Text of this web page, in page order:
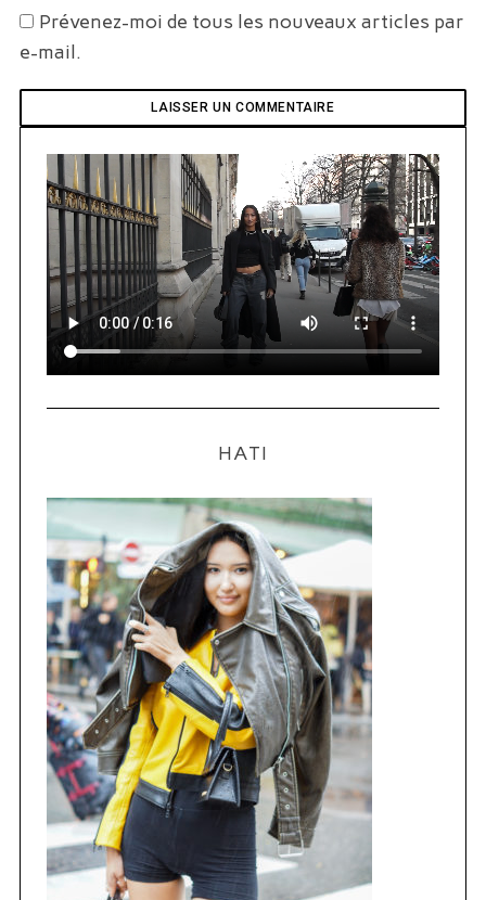
Prévenez-moi de tous les nouveaux articles par
e-mail.
HATI
e
r
c
o
r
: